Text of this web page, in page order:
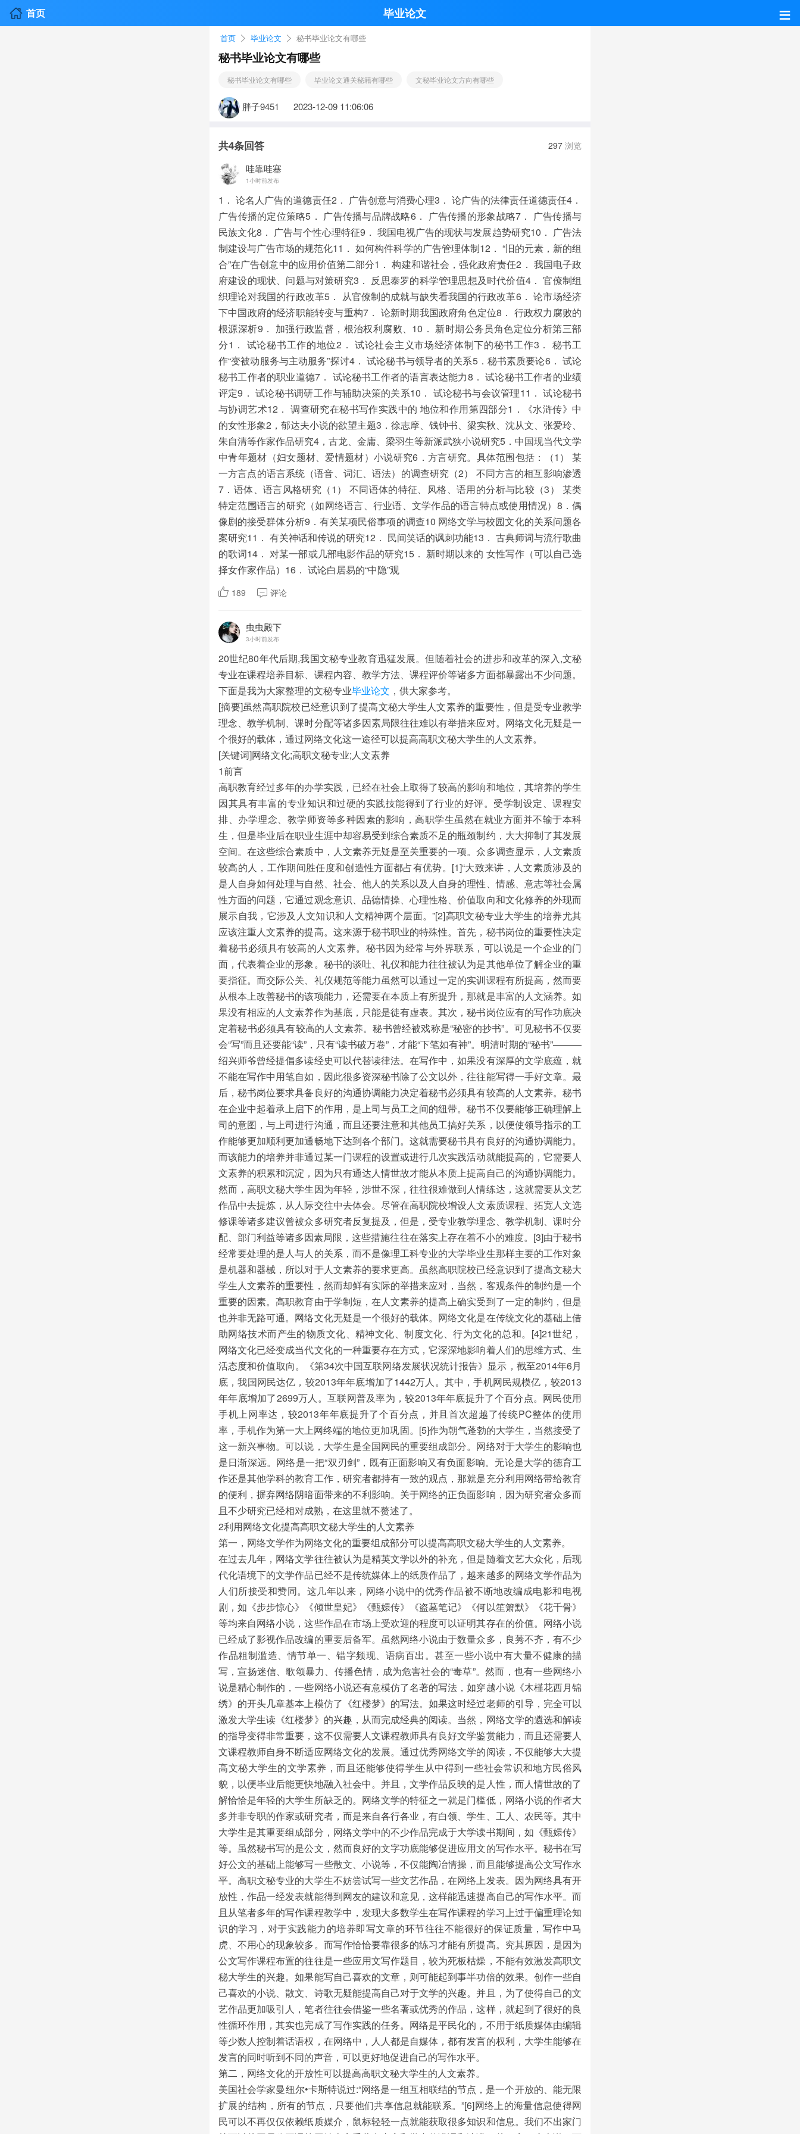
≡
首页 毕业论文
首页 毕业论文 秘书毕业论文有哪些
秘书毕业论文有哪些
秘书毕业论文有哪些 毕业论文通关秘籍有哪些 文秘毕业论文方向有哪些
胖子9451 2023-12-09 11:06:06
共4条回答 297 浏览
哇靠哇塞
1小时前发布
1． 论名人广告的道德责任2． 广告创意与消费心理3． 论广告的法律责任道德责任4．
广告传播的定位策略5． 广告传播与品牌战略6． 广告传播的形象战略7． 广告传播与
民族文化8． 广告与个性心理特征9． 我国电视广告的现状与发展趋势研究10． 广告法
制建设与广告市场的规范化11． 如何构件科学的广告管理体制12． “旧的元素，新的组
合”在广告创意中的应用价值第二部分1． 构建和谐社会，强化政府责任2． 我国电子政
府建设的现状、问题与对策研究3． 反思泰罗的科学管理思想及时代价值4． 官僚制组
织理论对我国的行政改革5． 从官僚制的成就与缺失看我国的行政改革6． 论市场经济
下中国政府的经济职能转变与重构7． 论新时期我国政府角色定位8． 行政权力腐败的
根源深析9． 加强行政监督，根治权利腐败、10． 新时期公务员角色定位分析第三部
分1． 试论秘书工作的地位2． 试论社会主义市场经济体制下的秘书工作3． 秘书工
作“变被动服务与主动服务”探讨4． 试论秘书与领导者的关系5．秘书素质要论6． 试论
秘书工作者的职业道德7． 试论秘书工作者的语言表达能力8． 试论秘书工作者的业绩
评定9． 试论秘书调研工作与辅助决策的关系10． 试论秘书与会议管理11． 试论秘书
与协调艺术12． 调查研究在秘书写作实践中的 地位和作用第四部分1．《水浒传》中
的女性形象2，郁达夫小说的欲望主题3．徐志摩、钱钟书、梁实秋、沈从文、张爱玲、
朱自清等作家作品研究4，古龙、金庸、梁羽生等新派武狭小说研究5．中国现当代文学
中青年题材（妇女题材、爱情题材）小说研究6．方言研究。具体范围包括：（1） 某
一方言点的语言系统（语音、词汇、语法）的调查研究（2） 不同方言的相互影响渗透
7．语体、语言风格研究（1） 不同语体的特征、风格、语用的分析与比较（3） 某类
特定范围语言的研究（如网络语言、行业语、文学作品的语言特点或使用情况）8．偶
像剧的接受群体分析9．有关某项民俗事项的调查10 网络文学与校园文化的关系问题各
案研究11． 有关神话和传说的研究12． 民间笑话的讽刺功能13． 古典师词与流行歌曲
的歌词14． 对某一部或几部电影作品的研究15． 新时期以来的 女性写作（可以自己选
择女作家作品）16． 试论白居易的“中隐”观
189 评论
虫虫殿下
3小时前发布
20世纪80年代后期,我国文秘专业教育迅猛发展。但随着社会的进步和改革的深入,文秘
专业在课程培养目标、课程内容、教学方法、课程评价等诸多方面都暴露出不少问题。
下面是我为大家整理的文秘专业毕业论文 ，供大家参考。
[摘要]虽然高职院校已经意识到了提高文秘大学生人文素养的重要性，但是受专业教学
理念、教学机制、课时分配等诸多因素局限往往难以有举措来应对。网络文化无疑是一
个很好的载体，通过网络文化这一途径可以提高高职文秘大学生的人文素养。
[关键词]网络文化;高职文秘专业;人文素养
1前言
高职教育经过多年的办学实践，已经在社会上取得了较高的影响和地位，其培养的学生
因其具有丰富的专业知识和过硬的实践技能得到了行业的好评。受学制设定、课程安
排、办学理念、教学师资等多种因素的影响，高职学生虽然在就业方面并不输于本科
生，但是毕业后在职业生涯中却容易受到综合素质不足的瓶颈制约，大大抑制了其发展
空间。在这些综合素质中，人文素养无疑是至关重要的一项。众多调查显示，人文素质
较高的人，工作期间胜任度和创造性方面都占有优势。[1]“大致来讲，人文素质涉及的
是人自身如何处理与自然、社会、他人的关系以及人自身的理性、情感、意志等社会属
性方面的问题，它通过观念意识、品德情操、心理性格、价值取向和文化修养的外现而
展示自我，它涉及人文知识和人文精神两个层面。”[2]高职文秘专业大学生的培养尤其
应该注重人文素养的提高。这来源于秘书职业的特殊性。首先，秘书岗位的重要性决定
着秘书必须具有较高的人文素养。秘书因为经常与外界联系，可以说是一个企业的门
面，代表着企业的形象。秘书的谈吐、礼仪和能力往往被认为是其他单位了解企业的重
要指征。而交际公关、礼仪规范等能力虽然可以通过一定的实训课程有所提高，然而要
从根本上改善秘书的该项能力，还需要在本质上有所提升，那就是丰富的人文涵养。如
果没有相应的人文素养作为基底，只能是徒有虚表。其次，秘书岗位应有的写作功底决
定着秘书必须具有较高的人文素养。秘书曾经被戏称是“秘密的抄书”。可见秘书不仅要
会“写”而且还要能“读”，只有“读书破万卷”，才能“下笔如有神”。明清时期的“秘书”———
绍兴师爷曾经提倡多读经史可以代替读律法。在写作中，如果没有深厚的文学底蕴，就
不能在写作中用笔自如，因此很多资深秘书除了公文以外，往往能写得一手好文章。最
后，秘书岗位要求具备良好的沟通协调能力决定着秘书必须具有较高的人文素养。秘书
在企业中起着承上启下的作用，是上司与员工之间的纽带。秘书不仅要能够正确理解上
司的意图，与上司进行沟通，而且还要注意和其他员工搞好关系，以便使领导指示的工
作能够更加顺利更加通畅地下达到各个部门。这就需要秘书具有良好的沟通协调能力。
而该能力的培养并非通过某一门课程的设置或进行几次实践活动就能提高的，它需要人
文素养的积累和沉淀，因为只有通达人情世故才能从本质上提高自己的沟通协调能力。
然而，高职文秘大学生因为年轻，涉世不深，往往很难做到人情练达，这就需要从文艺
作品中去提炼，从人际交往中去体会。尽管在高职院校增设人文素质课程、拓宽人文选
修课等诸多建议曾被众多研究者反复提及，但是，受专业教学理念、教学机制、课时分
配、部门利益等诸多因素局限，这些措施往往在落实上存在着不小的难度。[3]由于秘书
经常要处理的是人与人的关系，而不是像理工科专业的大学毕业生那样主要的工作对象
是机器和器械，所以对于人文素养的要求更高。虽然高职院校已经意识到了提高文秘大
学生人文素养的重要性，然而却鲜有实际的举措来应对，当然，客观条件的制约是一个
重要的因素。高职教育由于学制短，在人文素养的提高上确实受到了一定的制约，但是
也并非无路可通。网络文化无疑是一个很好的载体。网络文化是在传统文化的基础上借
助网络技术而产生的物质文化、精神文化、制度文化、行为文化的总和。[4]21世纪，
网络文化已经变成当代文化的一种重要存在方式，它深深地影响着人们的思维方式、生
活态度和价值取向。《第34次中国互联网络发展状况统计报告》显示，截至2014年6月
底，我国网民达亿，较2013年年底增加了1442万人。其中，手机网民规模亿，较2013
年年底增加了2699万人。互联网普及率为，较2013年年底提升了个百分点。网民使用
手机上网率达，较2013年年底提升了个百分点，并且首次超越了传统PC整体的使用
率，手机作为第一大上网终端的地位更加巩固。[5]作为朝气蓬勃的大学生，当然接受了
这一新兴事物。可以说，大学生是全国网民的重要组成部分。网络对于大学生的影响也
是日渐深远。网络是一把“双刃剑”，既有正面影响又有负面影响。无论是大学的德育工
作还是其他学科的教育工作，研究者都持有一致的观点，那就是充分利用网络带给教育
的便利，摒弃网络阴暗面带来的不利影响。关于网络的正负面影响，因为研究者众多而
且不少研究已经相对成熟，在这里就不赘述了。
2利用网络文化提高高职文秘大学生的人文素养
第一，网络文学作为网络文化的重要组成部分可以提高高职文秘大学生的人文素养。
在过去几年，网络文学往往被认为是精英文学以外的补充，但是随着文艺大众化，后现
代化语境下的文学作品已经不是传统媒体上的纸质作品了，越来越多的网络文学作品为
人们所接受和赞同。这几年以来，网络小说中的优秀作品被不断地改编成电影和电视
剧，如《步步惊心》《倾世皇妃》《甄嬛传》《盗墓笔记》《何以笙箫默》《花千骨》
等均来自网络小说，这些作品在市场上受欢迎的程度可以证明其存在的价值。网络小说
已经成了影视作品改编的重要后备军。虽然网络小说由于数量众多，良莠不齐，有不少
作品粗制滥造、情节单一、错字频现、语病百出。甚至一些小说中有大量不健康的描
写，宣扬迷信、歌颂暴力、传播色情，成为危害社会的“毒草”。然而，也有一些网络小
说是精心制作的，一些网络小说还有意模仿了名著的写法，如穿越小说《木槿花西月锦
绣》的开头几章基本上模仿了《红楼梦》的写法。如果这时经过老师的引导，完全可以
激发大学生读《红楼梦》的兴趣，从而完成经典的阅读。当然，网络文学的遴选和解读
的指导变得非常重要，这不仅需要人文课程教师具有良好文学鉴赏能力，而且还需要人
文课程教师自身不断适应网络文化的发展。通过优秀网络文学的阅读，不仅能够大大提
高文秘大学生的文学素养，而且还能够使得学生从中得到一些社会常识和地方民俗风
貌，以便毕业后能更快地融入社会中。并且，文学作品反映的是人性，而人情世故的了
解恰恰是年轻的大学生所缺乏的。网络文学的特征之一就是门槛低，网络小说的作者大
多并非专职的作家或研究者，而是来自各行各业，有白领、学生、工人、农民等。其中
大学生是其重要组成部分，网络文学中的不少作品完成于大学读书期间，如《甄嬛传》
等。虽然秘书写的是公文，然而良好的文字功底能够促进应用文的写作水平。秘书在写
好公文的基础上能够写一些散文、小说等，不仅能陶冶情操，而且能够提高公文写作水
平。高职文秘专业的大学生不妨尝试写一些文艺作品，在网络上发表。因为网络具有开
放性，作品一经发表就能得到网友的建议和意见，这样能迅速提高自己的写作水平。而
且从笔者多年的写作课程教学中，发现大多数学生在写作课程的学习上过于偏重理论知
识的学习，对于实践能力的培养即写文章的环节往往不能很好的保证质量，写作中马
虎、不用心的现象较多。而写作恰恰要靠很多的练习才能有所提高。究其原因，是因为
公文写作课程布置的往往是一些应用文写作题目，较为死板枯燥，不能有效激发高职文
秘大学生的兴趣。如果能写自己喜欢的文章，则可能起到事半功倍的效果。创作一些自
己喜欢的小说、散文、诗歌无疑能提高自己对于文学的兴趣。并且，为了使得自己的文
艺作品更加吸引人，笔者往往会借鉴一些名著或优秀的作品，这样，就起到了很好的良
性循环作用，其实也完成了写作实践的任务。网络是平民化的，不用于纸质媒体由编辑
等少数人控制着话语权，在网络中，人人都是自媒体，都有发言的权利，大学生能够在
发言的同时听到不同的声音，可以更好地促进自己的写作水平。
第二，网络文化的开放性可以提高高职文秘大学生的人文素养。
美国社会学家曼纽尔•卡斯特说过:“网络是一组互相联结的节点，是一个开放的、能无限
扩展的结构，所有的节点，只要他们共享信息就能联系。”[6]网络上的海量信息使得网
民可以不再仅仅依赖纸质媒介，鼠标轻轻一点就能获取很多知识和信息。我们不出家门